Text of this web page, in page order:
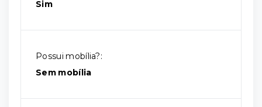
Sim
Possui mobília?:
Sem mobília